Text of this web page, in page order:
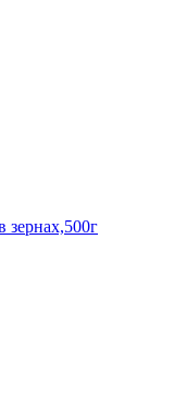
зернах,500г